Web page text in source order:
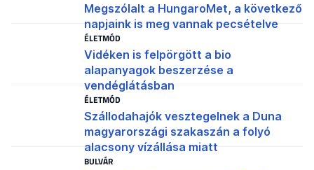
Megszólalt a HungaroMet, a következő
napjaink is meg vannak pecsételve
ÉLETMÓD
Vidéken is felpörgött a bio
alapanyagok beszerzése a
vendéglátásban
ÉLETMÓD
Szállodahajók vesztegelnek a Duna
magyarországi szakaszán a folyó
alacsony vízállása miatt
BULVÁR